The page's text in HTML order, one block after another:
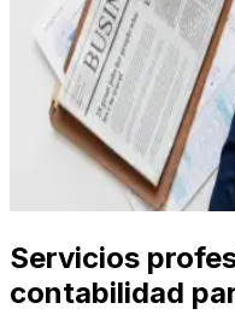
Servicios
contabilidad